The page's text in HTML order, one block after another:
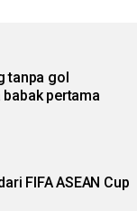
tanpa gol
pertama
FIFA ASEAN Cup